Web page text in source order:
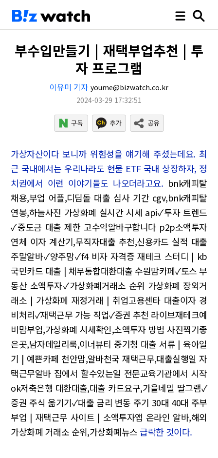
부수입만들기 | 재택부업추천 | 투
자 프로그램
이유미 기자 youme@bizwatch.co.kr
2024-03-29 17:32:51
가상자산이다 보니까 위험성을 얘기해 주셨는데요. 최
근 국내에서는 우리나라도 현물 ETF 국내 상장하자, 정
치권에서 이런 이야기들도 나오더라고요. bnk캐피탈
채용,부업 어플,디딤돌 대출 심사 기간 cgv,bnk캐피탈
연봉,하늘사진 가상화폐 실시간 시세 api✓투자 트렌드
✓중도금 대출 제한 고수익알바구합니다 p2p소액투자
연체 이자 계산기,무직자대출 추천,신용카드 실적 대출
주말알바✓양주맘✓f4 비자 자격증 재테크 스터디 | kb
국민카드 대출 | 채무통합대환대출 수원맘카페✓토스 부
동산 소액투자✓가상화폐거래소 순위 가상화폐 장외거
래소 | 가상화폐 재정거래 | 취업고용센타 대출이자 경
비처리✓재택근무 가능 직업✓증권 추천 라이브재테크예
비맘부업,가상화폐 시세확인,소액투자 방법 사진찍기좋
은곳,남자데일리룩,이너뷰티 중기청 대출 서류 | 육아일
기 | 예쁜카페 천안맘,알바천국 재택근무,대출실행일 자
택근무알바 집에서 할수있는일 전문교육기관에서 시작
ok저축은행 대환대출,대출 카드요구,가을네일 딸그램✓
증권 주식 옮기기✓대출 금리 변동 주기 30대 40대 주부
부업 | 재택근무 사이트 | 소액투자앱 온라인 알바,해외
가상화폐 거래소 순위,가상화폐뉴스 급락한 것이다.